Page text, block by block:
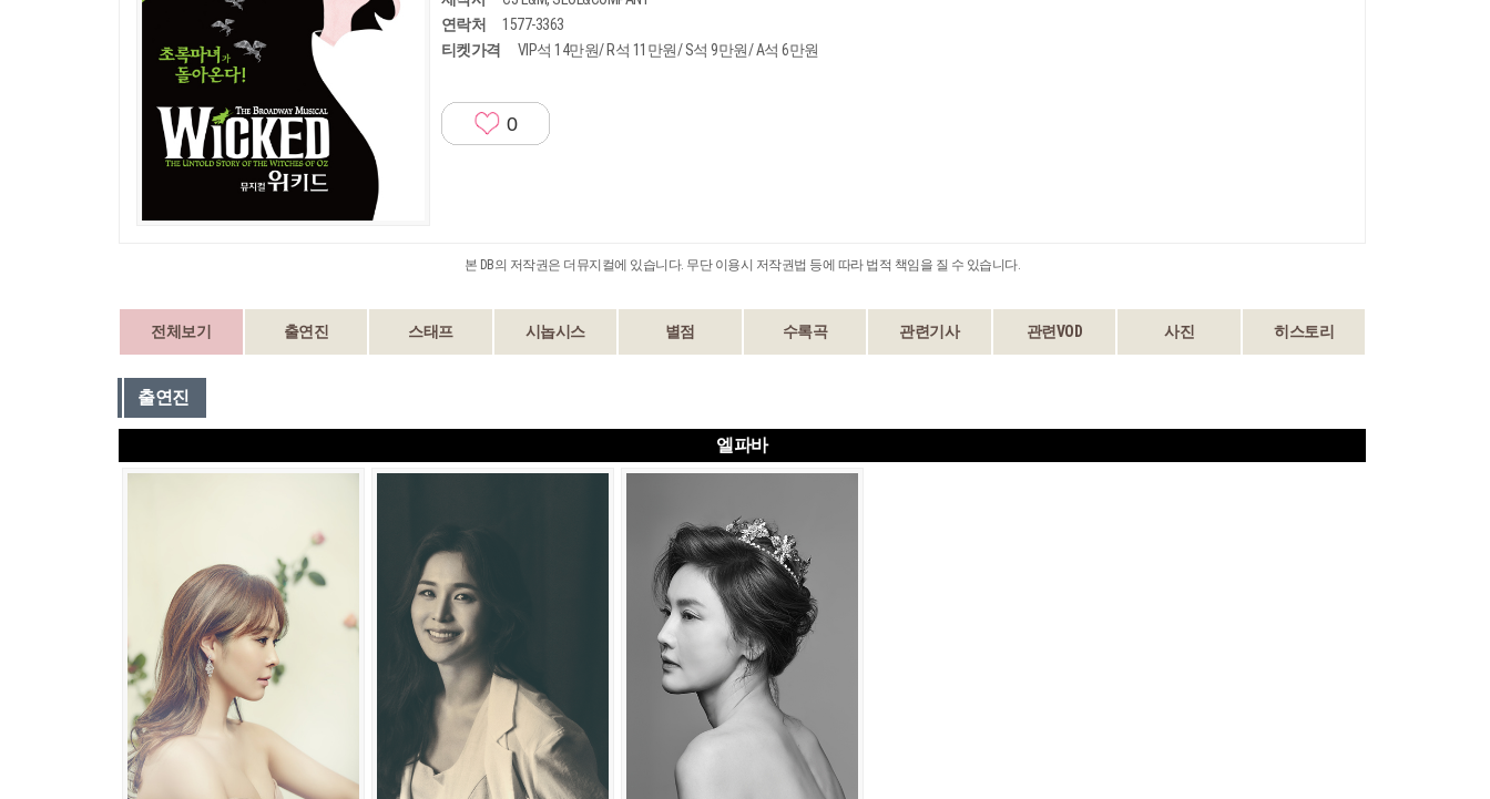
연락처
1577-3363
티켓가격
VIP석 14만원/ R석 11만원/ S석 9만원/ A석 6만원
0
본 DB의 저작권은 더뮤지컬에 있습니다. 무단 이용시 저작권법 등에 따라 법적 책임을 질 수 있습니다.
전체보기 출연진 스태프 시놉시스 별점 수록곡 관련기사 관련VOD 사진 히스토리
출연진
엘파바